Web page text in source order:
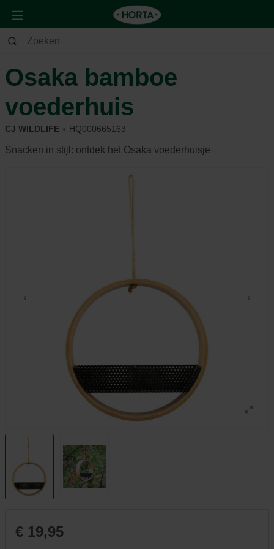
Tuin Andere
Osaka bamboe
voederhuis
CJ WILDLIFE HQ000665163
Snacken in stijl: ontdek het Osaka voederhuisje
€ 19,95